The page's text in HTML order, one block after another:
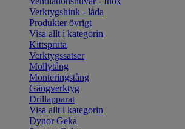
Verktygshink - låda
Produkter övrigt
Visa allt i kategorin
Kittspruta
Verktygssatser
Mollytång
Monteringstång
Gängverktyg
Drillapparat
Visa allt i kategorin
Dynor Geka